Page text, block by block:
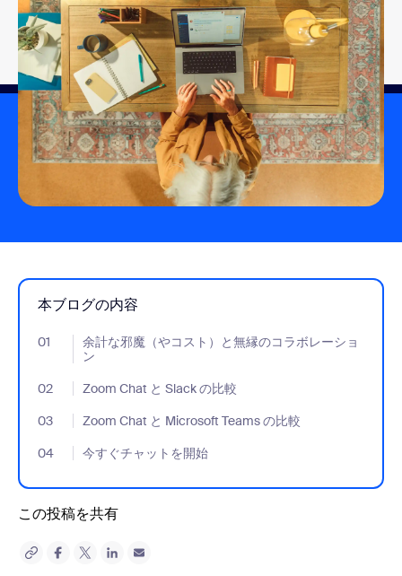
本ブログの内容
01
余計な邪魔（やコスト）と無縁のコラボレーショ
ン
- Jumplink to 余計な邪魔（やコスト）と無縁のコラボレーショ
02 Zoom Chat と Slack の比較
- Jumplink to Zoom Chat と Slack の比較
03
Zoom Chat と Microsoft Teams の比較
- Jumplink to Zoom Chat と Microsoft Teams の比較
04
今すぐチャットを開始
- Jumplink to 今すぐチャットを開始
この投稿を共有